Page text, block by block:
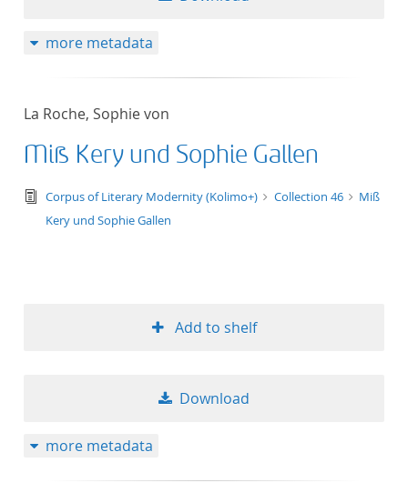
more metadata
La Roche, Sophie von
Miß Kery und Sophie Gallen
text/tg.edition+tg.aggregation+xml
Corpus of Literary Modernity (Kolimo+) Collection 46
Miß
Kery und Sophie Gallen
Add to shelf
Download
more metadata